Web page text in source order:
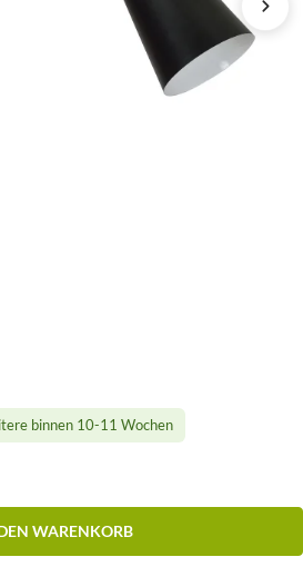
binnen 10-11 Wochen
WARENKORB